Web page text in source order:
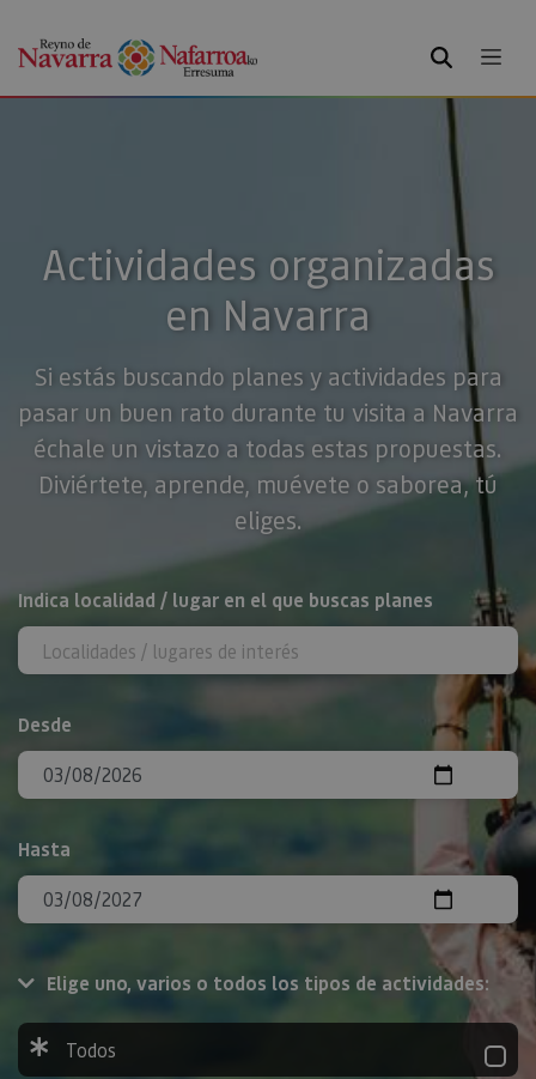
BUSCAR
Actividades organizadas
en Navarra
Si estás buscando planes y actividades para
pasar un buen rato durante tu visita a Navarra
échale un vistazo a todas estas propuestas.
Diviértete, aprende, muévete o saborea, tú
eliges.
BUSCAR
Indica localidad / lugar en el que buscas planes
Desde
Hasta
Elige uno, varios o todos los tipos de actividades:
Todos